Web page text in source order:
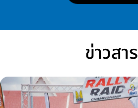
ข่าวสาร